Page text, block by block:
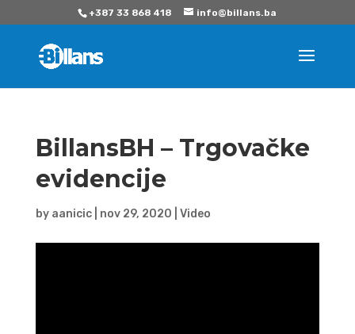
+387 33 868 418 info@billans.ba
BillansBH – Trgovačke
evidencije
by aanicic| nov 29, 2020 Video